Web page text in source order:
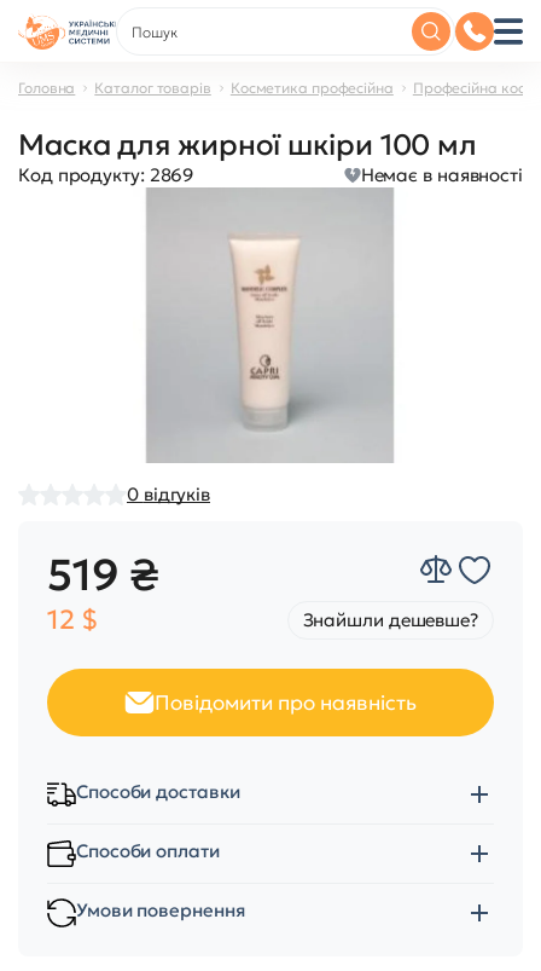
Головна Каталог товарів Косметика професійна Професійна
Маска для жирної шкіри 100 мл
Код продукту: 2869 Немає в наявності
0 відгуків
519 ₴
12 $ Знайшли дешевше?
Повідомити про наявність
Способи доставки
Способи оплати
Умови повернення